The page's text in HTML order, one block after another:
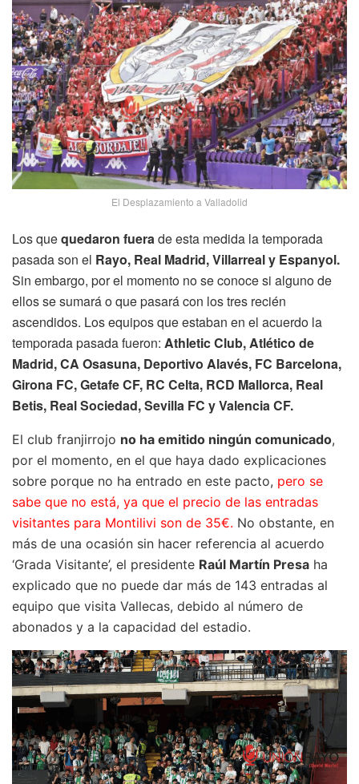
El Desplazamiento a Valladolid
Los quequedaron fuerade esta medida la temporada
pasada son el Rayo, Real Madrid, Villarreal y Espanyol.
Sin embargo, por el momento no se conoce si alguno de
ellos se sumará o que pasará con los tres recién
ascendidos. Los equipos que estaban en el acuerdo la
temporada pasada fueron: Athletic Club, Atlético de
Madrid, CA Osasuna, Deportivo Alavés, FC Barcelona,
Girona FC, Getafe CF, RC Celta, RCD Mallorca, Real
Betis, Real Sociedad, Sevilla FC y Valencia CF.
El club franjirrojo no ha emitido ningún comunicado,
por el momento, en el que haya dado explicaciones
sobre porque no ha entrado en este pacto, pero se
sabe que no está, ya que el precio de las entradas
visitantes para Montilivi son de 35€. No obstante, en
más de una ocasión sin hacer referencia al acuerdo
‘Grada Visitante’, el presidente Raúl Martín Presa ha
explicado que no puede dar más de 143 entradas al
equipo que visita Vallecas, debido al número de
abonados y a la capacidad del estadio.